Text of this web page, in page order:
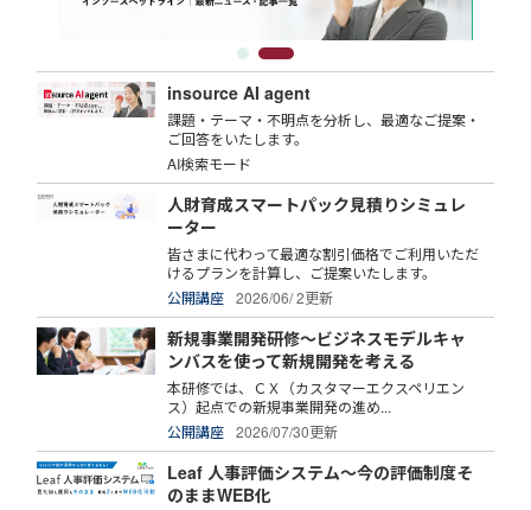
insource AI agent
課題・テーマ・不明点を分析し、最適なご提案・
ご回答をいたします。
AI検索モード
人財育成スマートパック見積りシミュレ
ーター
皆さまに代わって最適な割引価格でご利用いただ
けるプランを計算し、ご提案いたします。
公開講座
2026/06/ 2更新
新規事業開発研修～ビジネスモデルキャ
ンバスを使って新規開発を考える
本研修では、ＣＸ（カスタマーエクスペリエン
ス）起点での新規事業開発の進め...
公開講座
2026/07/30更新
Leaf 人事評価システム～今の評価制度そ
のままWEB化